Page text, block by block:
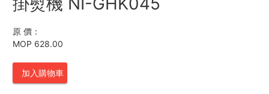
原 價：
MOP 628.00
加入購物車